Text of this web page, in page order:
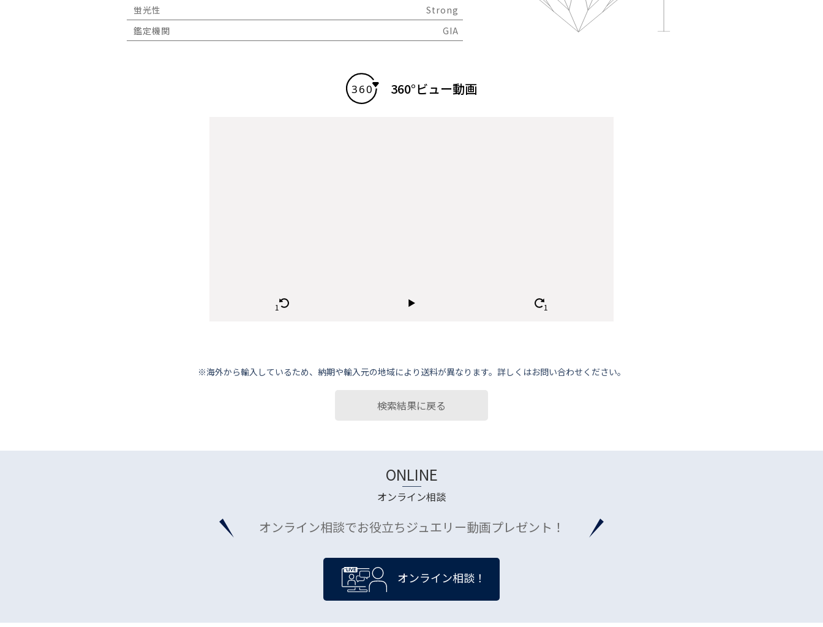
蛍光性
Strong
鑑定機関
GIA
360°ビュー動画
※海外から輸⼊しているため、納期や輸⼊元の地域により送料が異なります。詳しくはお問い合わせください。
検索結果に戻る
ONLINE
オンライン相談
オンライン相談でお役立ちジュエリー動画プレゼント！
オンライン相談！